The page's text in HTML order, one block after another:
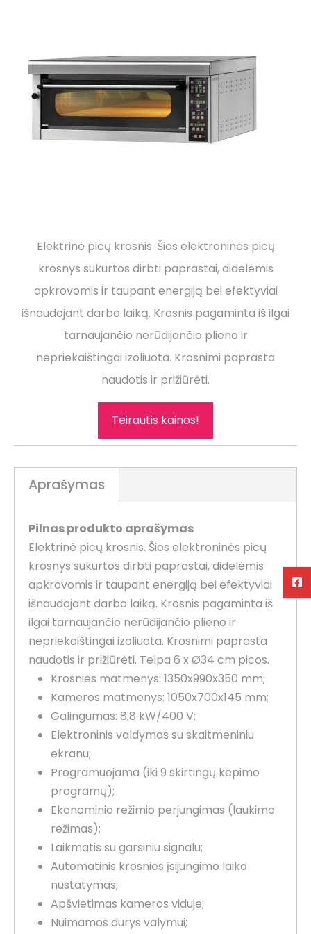
Elektrinė picų krosnis. Šios elektroninės picų
krosnys sukurtos dirbti paprastai, didelėmis
apkrovomis ir taupant energiją bei efektyviai
išnaudojant darbo laiką. Krosnis pagaminta iš ilgai
tarnaujančio nerūdijančio plieno ir
nepriekaištingai izoliuota. Krosnimi paprasta
naudotis ir prižiūrėti.
Teirautis kainos!
Aprašymas
Pilnas produkto aprašymas
Elektrinė picų krosnis. Šios elektroninės picų
krosnys sukurtos dirbti paprastai, didelėmis
apkrovomis ir taupant energiją bei efektyviai
išnaudojant darbo laiką. Krosnis pagaminta iš
ilgai tarnaujančio nerūdijančio plieno ir
nepriekaištingai izoliuota. Krosnimi paprasta
naudotis ir prižiūrėti. Telpa 6 x Ø34 cm picos.
Krosnies matmenys: 1350x990x350 mm;
Kameros matmenys: 1050x700x145 mm;
Galingumas: 8,8 kW/400 V;
Elektroninis valdymas su skaitmeniniu
ekranu;
Programuojama (iki 9 skirtingų kepimo
programų);
Ekonominio režimio perjungimas (laukimo
režimas);
Laikmatis su garsiniu signalu;
Automatinis krosnies įsijungimo laiko
nustatymas;
Apšvietimas kameros viduje;
Nuimamos durys valymui;